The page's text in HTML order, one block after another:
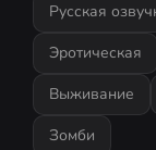
Русская
Эротическая
Выживание
Зомби